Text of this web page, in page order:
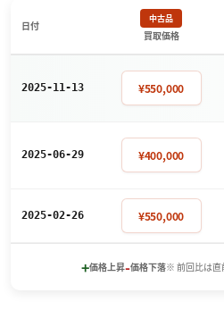
日付
中古品
買取価格
2025-11-13 ¥550,000
2025-06-29 ¥400,000
2025-02-26 ¥550,000
+価格上昇-価格下落※ 前回比は直